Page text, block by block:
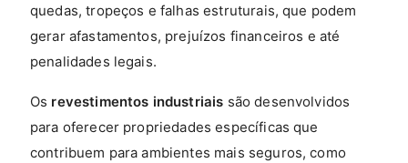
quedas, tropeços e falhas estruturais, que podem
gerar afastamentos, prejuízos financeiros e até
penalidades legais.
Os revestimentos industriais são desenvolvidos
para oferecer propriedades específicas que
contribuem para ambientes mais seguros, como